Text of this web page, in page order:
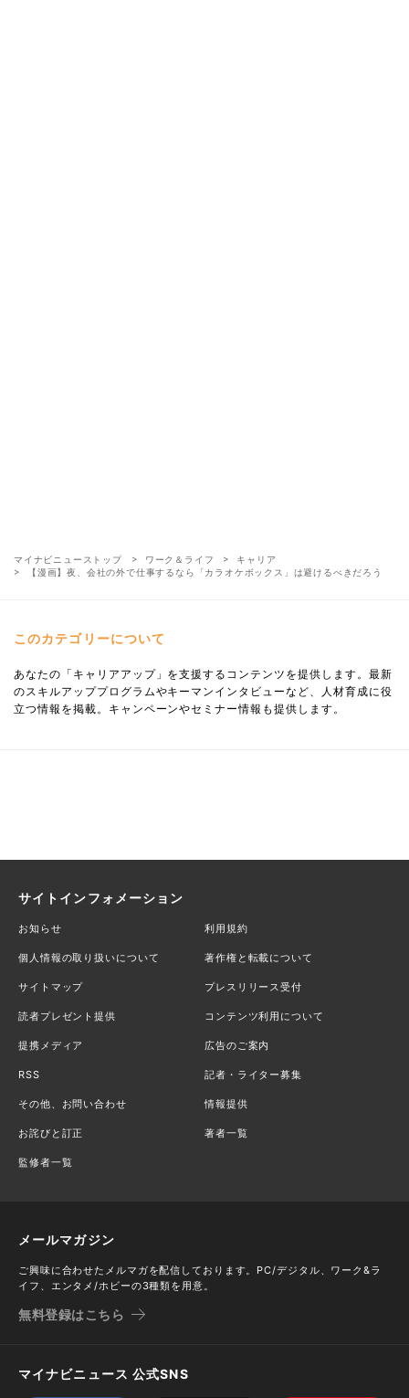
マイナビニューストップ ワーク＆ライフ
キャリア
【漫画】夜、会社の外で仕事するなら「カラオケボックス」は避けるべきだろう
このカテゴリーについて
あなたの「キャリアアップ」を支援するコンテンツを提供します。最新
のスキルアッププログラムやキーマンインタビューなど、人材育成に役
立つ情報を掲載。キャンペーンやセミナー情報も提供します。
サイトインフォメーション
お知らせ 利用規約
個人情報の取り扱いについて 著作権と転載について
サイトマップ プレスリリース受付
読者プレゼント提供 コンテンツ利用について
提携メディア 広告のご案内
RSS 記者・ライター募集
その他、お問い合わせ 情報提供
お詫びと訂正 著者一覧
監修者一覧
メールマガジン
ご興味に合わせたメルマガを配信しております。PC/デジタル、ワーク&ラ
イフ、エンタメ/ホビーの3種類を用意。
無料登録はこちら
マイナビニュース 公式SNS